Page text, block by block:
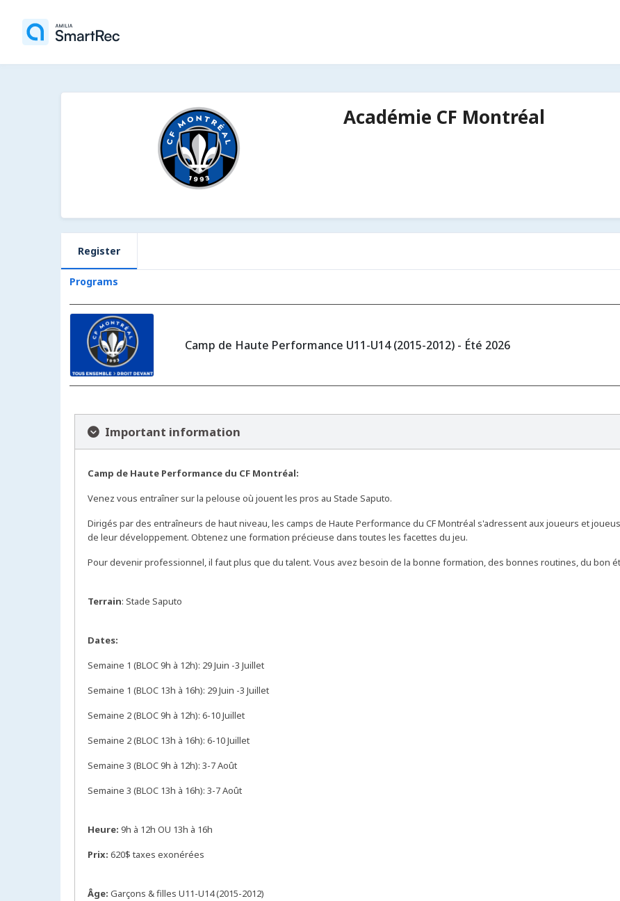
Académie CF Montréal
Register
Programs
Camp de Haute Performance U11-U14 (2015-2012) - Été 2026
Important information
Camp de Haute Performance du CF Montréal:
Venez vous entraîner sur la pelouse où jouent les pros au Stade Saputo.
Dirigés par des entraîneurs de haut niveau, les camps de Haute Performance du CF Montréal s'adressent aux joueurs et
de leur développement. Obtenez une formation précieuse dans toutes les facettes du jeu.
Pour devenir professionnel, il faut plus que du talent. Vous avez besoin de la bonne formation, des bonnes routines, du bon
Terrain: Stade Saputo
Dates:
Semaine 1 (BLOC 9h à 12h): 29 Juin -3 Juillet
Semaine 1 (BLOC 13h à 16h): 29 Juin -3 Juillet
Semaine 2 (BLOC 9h à 12h): 6-10 Juillet
Semaine 2 (BLOC 13h à 16h): 6-10 Juillet
Semaine 3 (BLOC 9h à 12h): 3-7 Août
Semaine 3 (BLOC 13h à 16h): 3-7 Août
Heure: 9h à 12h OU 13h à 16h
Prix: 620$ taxes exonérées
Âge: Garçons & filles U11-U14 (2015-2012)